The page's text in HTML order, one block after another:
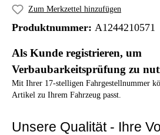
Zum Merkzettel hinzufügen
Produktnummer: A1244210571
Als Kunde registrieren, um
Verbaubarkeitsprüfung zu
Mit Ihrer 17-stelligen Fahrgestellnummer
Artikel zu Ihrem Fahrzeug passt.
Unsere Qualität - Ihre